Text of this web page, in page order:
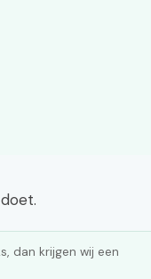
dan krijgen wij een